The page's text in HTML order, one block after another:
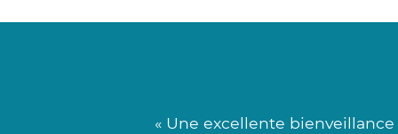
« Une excellente